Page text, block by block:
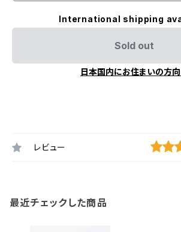
International shipping
Sold out
日本国内にお住まいの方
レビュー
最近チェックした商品